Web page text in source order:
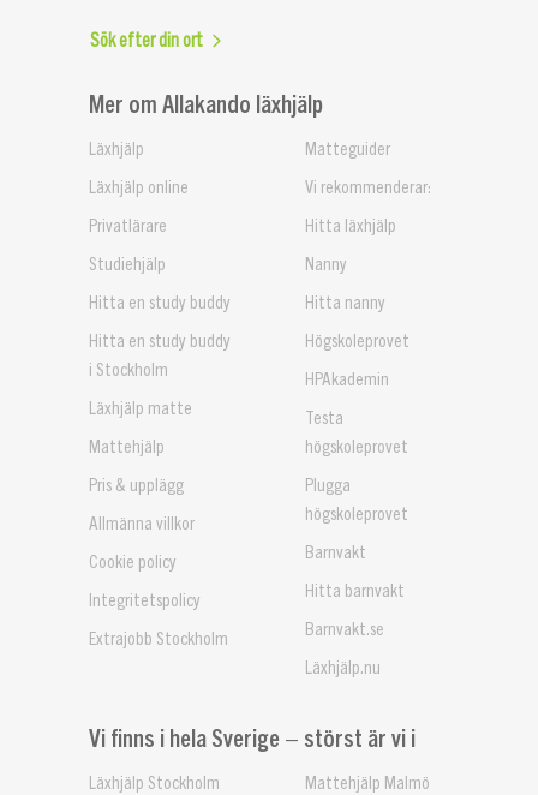
Mer om Allakando läxhjälp
Läxhjälp
Läxhjälp online
Privatlärare
Studiehjälp
Hitta en study buddy
Hitta en study buddy
i Stockholm
Läxhjälp matte
Mattehjälp
Pris & upplägg
Allmänna villkor
Cookie policy
Integritetspolicy
Extrajobb Stockholm
Matteguider
Vi rekommenderar:
Hitta läxhjälp
Nanny
Hitta nanny
Högskoleprovet
HPAkademin
Testa
högskoleprovet
Plugga
högskoleprovet
Barnvakt
Hitta barnvakt
Barnvakt.se
Läxhjälp.nu
Vi finns i hela Sverige – störst är vi i
Läxhjälp Stockholm
Mattehjälp Malmö
Sök efter din ort